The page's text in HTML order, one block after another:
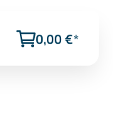
0,00 €*